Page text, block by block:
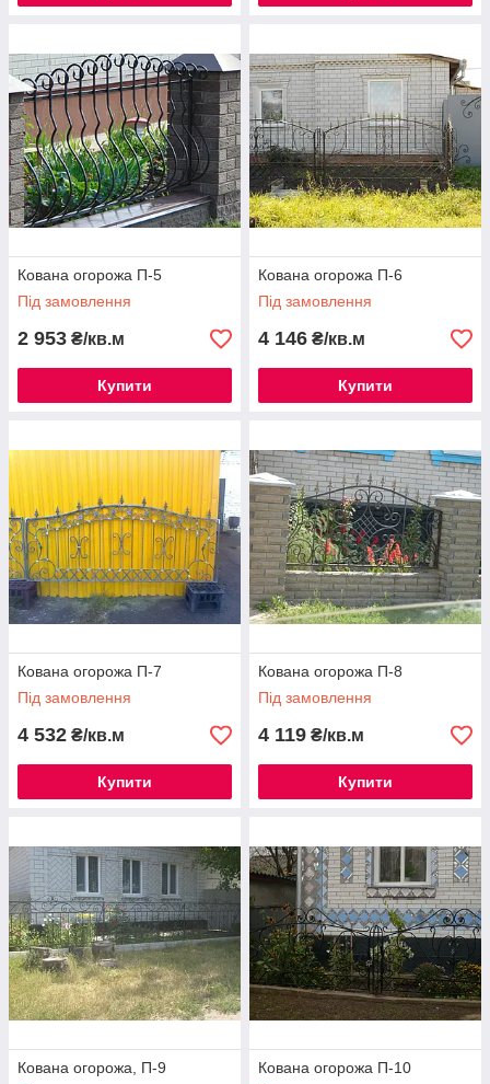
Кована огорожа П-5
Під замовлення
2 953 ₴/кв.м
Купити
Кована огорожа П-6
Під замовлення
4 146 ₴/кв.м
Купити
Кована огорожа П-7
Під замовлення
4 532 ₴/кв.м
Купити
Кована огорожа П-8
Під замовлення
4 119 ₴/кв.м
Купити
Кована огорожа, П-9
Кована огорожа П-10